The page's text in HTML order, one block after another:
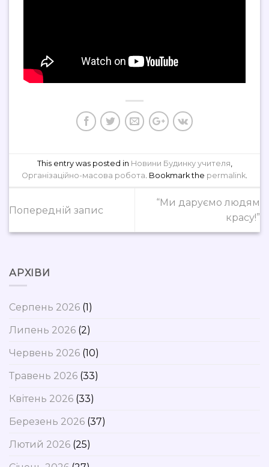
This entry was posted in Новини Будинку учителя,
Організаційно-масова робота. Bookmark the permalink.
Попередній запис
“Ми даруємо людям
красу!”
АРХІВИ
Серпень 2026 (1)
Липень 2026 (2)
Червень 2026 (10)
Травень 2026 (33)
Квітень 2026 (33)
Березень 2026 (37)
Лютий 2026 (25)